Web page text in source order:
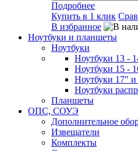
Подробнее
Купить в 1 клик
В избранное
Ноутбуки и планшеты
Ноутбуки
Ноутбуки 13 -
Ноутбуки 15 -
Ноутбуки 17" и
Ноутбуки
Планшеты
ОПС, СОУЭ
Дополнительное
Извещатели
Комплекты